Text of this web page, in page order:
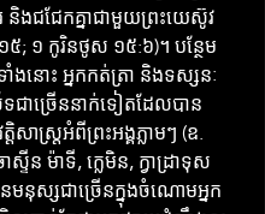
និងជជែកគ្នាជាមួយព្រះយេស៊ូវ
; ១ កូរិនថូស ១៥:៦)។ បន្ថែម
ងនោះ អ្នកកត់ត្រា និងទស្សនៈ
ជាច្រើននាក់ទៀតដែលបាន
តិសាស្រ្តអំពីព្រះអង្គភ្លាមៗ (ឧ.
ន ម៉ាទី, ក្លេមិន, ក្វាដ្រាទុស
មនុស្សជាច្រើនក្នុងចំណោមអ្នក